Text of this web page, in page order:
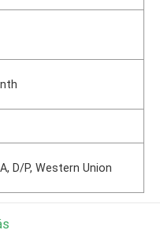
D/P, Western Union